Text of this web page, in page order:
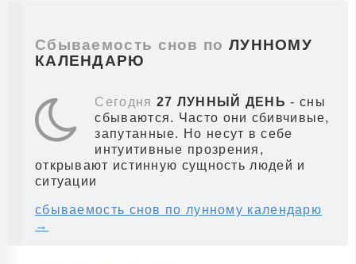
Сбываемость снов по ЛУННОМУ
КАЛЕНДАРЮ
Сегодня 27 ЛУННЫЙ ДЕНЬ - сны
сбываются. Часто они сбивчивые,
запутанные. Но несут в себе
интуитивные прозрения,
открывают истинную сущность людей и
ситуации
сбываемость снов по лунному календарю
→